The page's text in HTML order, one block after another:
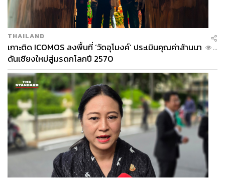
THAILAND
เกาะติด ICOMOS ลงพื้นที่ ‘วัดอุโมงค์’ ประเมินคุณค่าล้านนา
ดันเชียงใหม่สู่มรดกโลกปี 2570
...